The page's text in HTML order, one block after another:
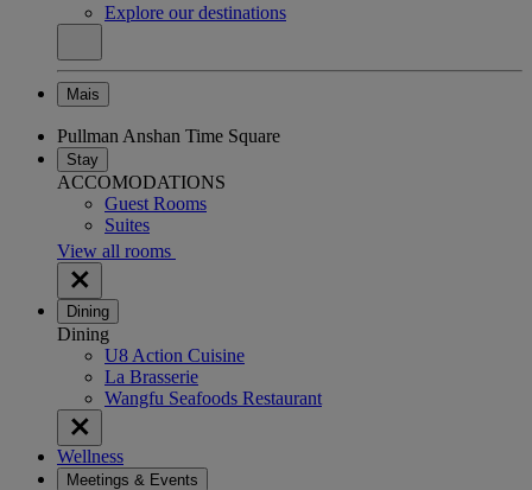
Explore our destinations
Mais
Pullman Anshan Time Square
Stay
ACCOMODATIONS
Guest Rooms
Suites
View all rooms
Dining
Dining
U8 Action Cuisine
La Brasserie
Wangfu Seafoods Restaurant
Wellness
Meetings & Events